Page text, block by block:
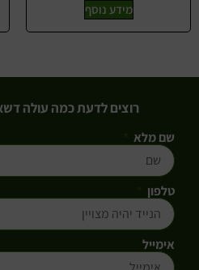
מידע נוסף
רוצים לדעת כמה עולה
שם מלא
טלפון
אימייל